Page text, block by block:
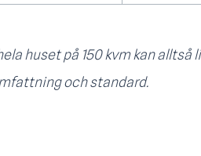
huset på 150 kvm kan alltså
och standard.